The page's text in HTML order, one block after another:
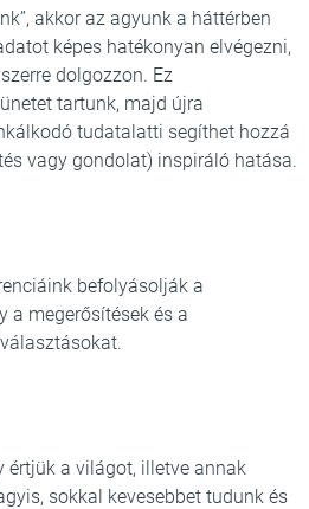
akkor az agyunk a háttérben
képes hatékonyan elvégezni,
dolgozzon. Ez
tartunk, majd újra
tudatalatti segíthet hozzá
vagy gondolat) inspiráló hatása.
befolyásolják a
a megerősítések és a
értjük a világot, illetve annak
sokkal kevesebbet tudunk és